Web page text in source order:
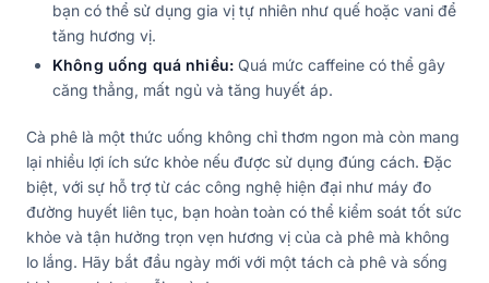
bạn có thể sử dụng gia vị tự nhiên như quế hoặc vani để
tăng hương vị.
Không uống quá nhiều:Quá mức caffeine có thể gây
căng thẳng, mất ngủ và tăng huyết áp.
Cà phê là một thức uống không chỉ thơm ngon mà còn mang
lại nhiều lợi ích sức khỏe nếu được sử dụng đúng cách. Đặc
biệt, với sự hỗ trợ từ các công nghệ hiện đại như máy đo
đường huyết liên tục, bạn hoàn toàn có thể kiểm soát tốt sức
khỏe và tận hưởng trọn vẹn hương vị của cà phê mà không
lo lắng. Hãy bắt đầu ngày mới với một tách cà phê và sống